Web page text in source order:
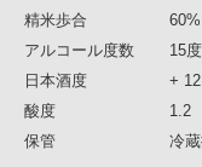
精米歩合
60%
アルコール度数
15度
日本酒度
+
酸度
1.2
保管
冷